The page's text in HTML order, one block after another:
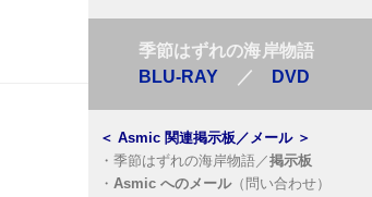
季節はずれの海岸物語
BLU-RAY ／ DVD
＜ Asmic 関連掲示板／メール＞
・ 季節はずれの海岸物語／掲示板
・ Asmic へのメール（問い合わせ）